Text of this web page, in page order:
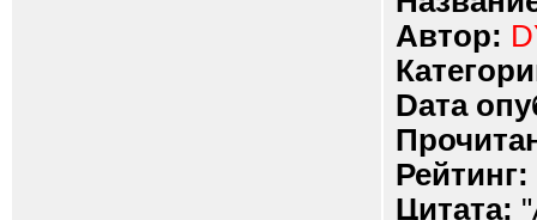
Автор:
Dата
Рейтинг:
Цитата: